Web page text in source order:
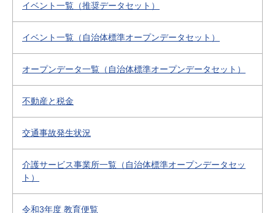
イベント一覧（推奨データセット）
イベント一覧（自治体標準オープンデータセット）
オープンデータ一覧（自治体標準オープンデータセット）
不動産と税金
交通事故発生状況
介護サービス事業所一覧（自治体標準オープンデータセッ
ト）
令和3年度 教育便覧